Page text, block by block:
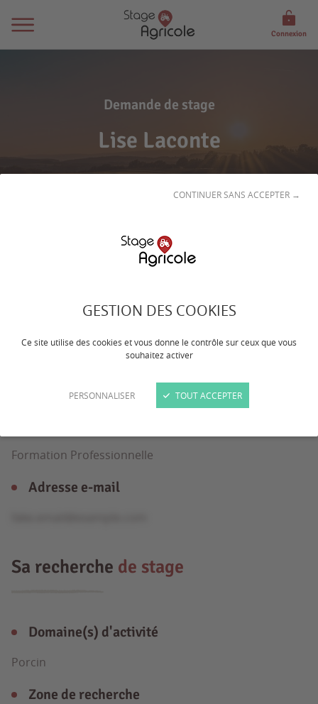
GESTION DES COOKIES
Ce site utilise des cookies et vous donne le contrôle sur ceux que vous
souhaitez activer
PERSONNALISER
CONTINUER SANS ACCEPTER →
TOUT ACCEPTER
Connexion
Demande de stage
Lise Laconte
Formation Professionnelle
Adresse e-mail
Sa recherche de stage
Domaine(s) d'activité
Porcin
Zone de recherche